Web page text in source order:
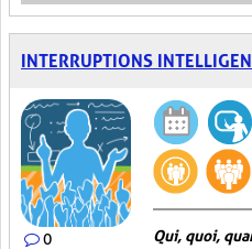
INTERRUPTIONS
0 Qui, quoi,